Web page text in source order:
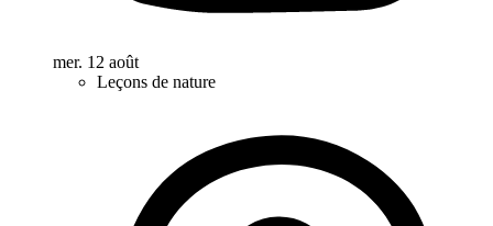
mer. 12 août
Leçons de nature